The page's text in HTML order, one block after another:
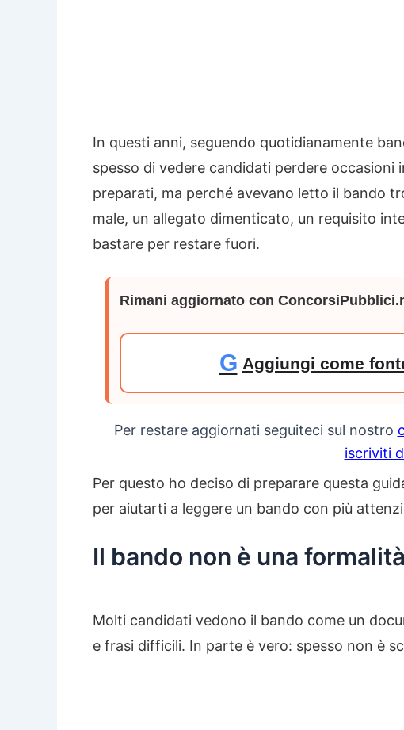
In questi anni, seguendo quotidianamente
spesso di vedere candidati perdere
preparati, ma perché avevano letto il bando
male, un allegato dimenticato, un requisito
bastare per restare fuori.
Rimani aggiornato con
G Aggiungi come
Per restare aggiornati seguiteci sul nostro
iscriviti
Per questo ho deciso di preparare questa
per aiutarti a leggere un bando con più
Il bando non è una formalità
Molti candidati vedono il bando come un
e frasi difficili. In parte è vero: spesso non è